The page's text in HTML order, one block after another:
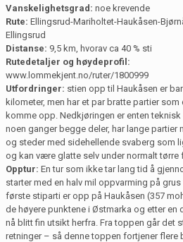
Vanskelighetsgrad: noe krevende
Rute: Ellingsrud-Mariholtet-Haukåsen-
Ellingsrud
Distanse: 9,5 km, hvorav ca 40 % sti
Rutedetaljer og høydeprofil:
www.lommekjent.no/ruter/1800999
Utfordringer: stien opp til Haukåsen er
kilometer, men har et par bratte partier som
komme opp. Nedkjøringen er enten
noen ganger begge deler, har lange partier
og steder med sidehellende svaberg som
og kan være glatte selv under normalt tørre
Opptur: En tur som ikke tar lang tid å
starter med en halv mil oppvarming på
første stiparti er opp på Haukåsen (357
de høyere punktene i Østmarka og etter en
nå blitt fin utsikt herfra. Fra toppen går det
retninger – så denne toppen fortjener flere